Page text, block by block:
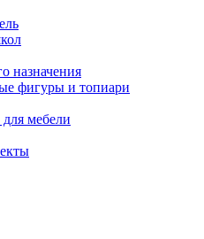
назначения
фигуры и топиари
мебели